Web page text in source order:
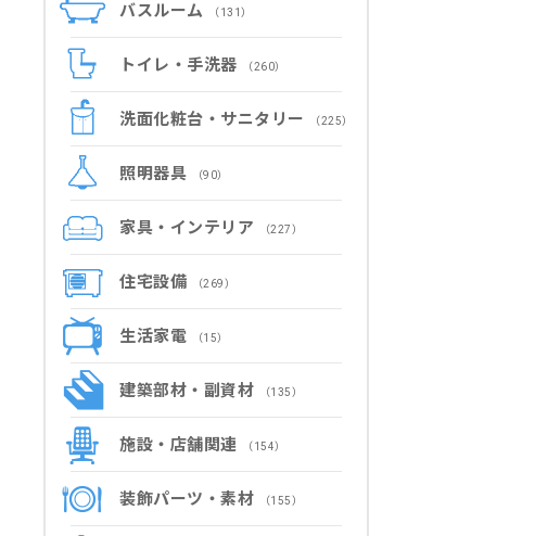
バスルーム （131）
トイレ・手洗器 （260）
洗面化粧台・サニタリー （225）
照明器具 （90）
家具・インテリア （227）
住宅設備 （269）
生活家電 （15）
建築部材・副資材 （135）
施設・店舗関連 （154）
装飾パーツ・素材 （155）